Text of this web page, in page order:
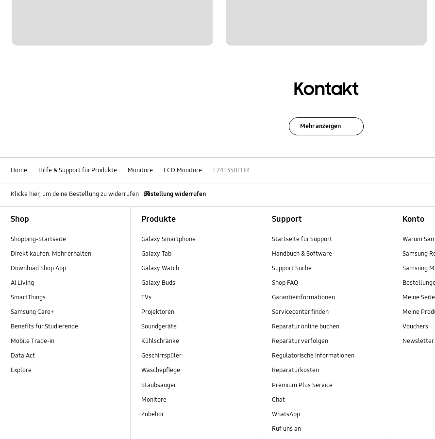
Kontakt
Mehr anzeigen
Home Hilfe & Support für Produkte Monitore LCD Monitore F24T350FHR
Klicke hier, um deine Bestellung zu widerrufen Bestellung widerrufen
Shop
Shopping-Startseite
Direkt kaufen. Mehr erhalten.
Download Shop App
AI Living
SmartThings
Samsung Care+
Benefits für Studierende
Mobile Trade-in
Data Act
Explore
Produkte
Galaxy Smartphone
Galaxy Tab
Galaxy Watch
Galaxy Buds
TVs
Projektoren
Soundgeräte
Kühlschränke
Geschirrspüler
Wäschepflege
Staubsauger
Monitore
Zubehör
Support
Startseite für Support
Handbuch & Software
Support Suche
Shop FAQ
Garantieinformationen
Servicecenter finden
Reparatur online buchen
Reparatur verfolgen
Regulatorische Informationen
Reparaturkosten
Premium Plus Service
Chat
WhatsApp
Ruf uns an
Konto
Warum
Samsung
Samsung
Meine Seite
Meine
Vouchers
Newsletter